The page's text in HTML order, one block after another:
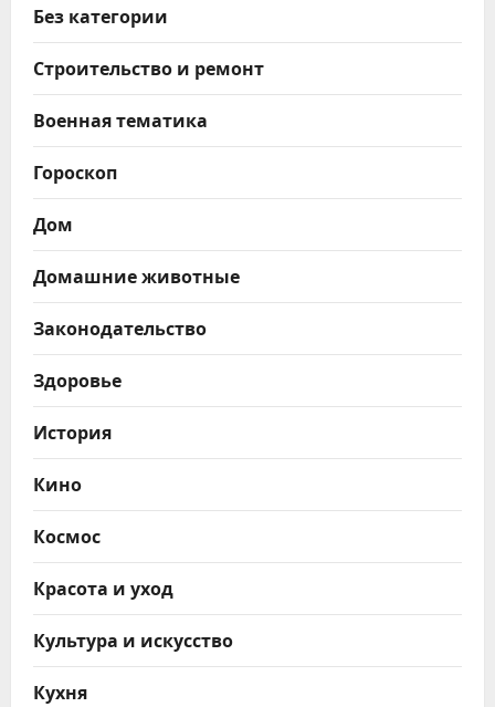
Без категории
Строительство и ремонт
Военная тематика
Гороскоп
Дом
Домашние животные
Законодательство
Здоровье
История
Кино
Космос
Красота и уход
Культура и искусство
Кухня